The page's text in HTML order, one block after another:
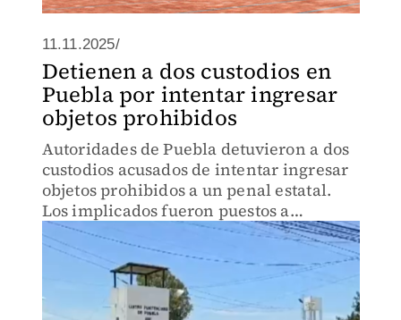
11.11.2025/
Detienen a dos custodios en
Puebla por intentar ingresar
objetos prohibidos
Autoridades de Puebla detuvieron a dos
custodios acusados de intentar ingresar
objetos prohibidos a un penal estatal.
Los implicados fueron puestos a
disposición del Ministerio Público
mientras se realizan las investigaciones
correspondientes.